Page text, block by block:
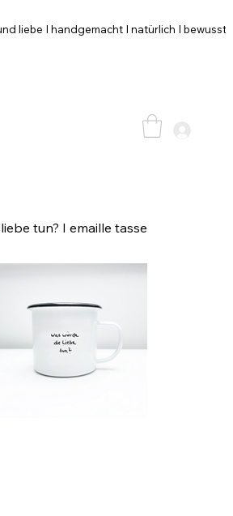
liebe I handgemacht I natürlich I bewusst
tun? I emaille tasse